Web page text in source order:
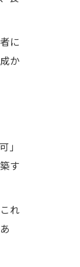
に
か
」
す
れ